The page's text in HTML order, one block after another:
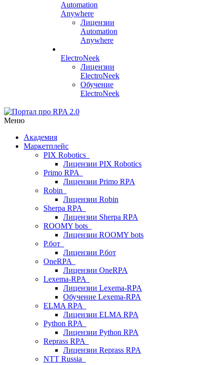
Automation
Anywhere
Лицензии
Automation
Anywhere
ElectroNeek
Лицензии
ElectroNeek
Обучение
ElectroNeek
Меню
Академия
Маркетплейс
PIX Robotics
Лицензии PIX Robotics
Primo RPA
Лицензии Primo RPA
Robin
Лицензии Robin
Sherpa RPA
Лицензии Sherpa RPA
ROOMY bots
Лицензии ROOMY bots
Р.бот
Лицензии Р.бот
OneRPA
Лицензии OneRPA
Lexema-RPA
Лицензии Lexema-RPA
Обучение Lexema-RPA
ELMA RPA
Лицензии ELMA RPA
Python RPA
Лицензии Python RPA
Reprass RPA
Лицензии Reprass RPA
NTT Russia